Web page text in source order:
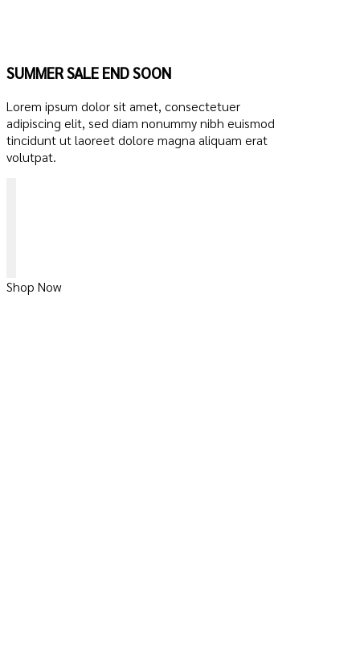
SUMMER SALE END SOON
Lorem ipsum dolor sit amet, consectetuer
adipiscing elit, sed diam nonummy nibh euismod
tincidunt ut laoreet dolore magna aliquam erat
volutpat.
Shop Now